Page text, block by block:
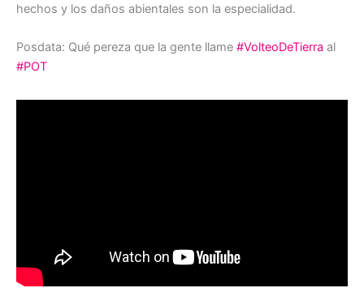
hechos y los daños abientales son la especialidad.
Posdata: Qué pereza que la gente llame #VolteoDeTierra al
#POT